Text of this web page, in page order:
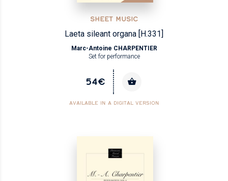
SHEET MUSIC
Laeta sileant organa [H.331]
Marc-Antoine CHARPENTIER
Set for performance
54€
AVAILABLE IN A DIGITAL VERSION